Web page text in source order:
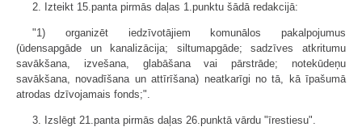
2. Izteikt 15.panta pirmās daļas 1.punktu šādā redakcijā:
"1) organizēt iedzīvotājiem komunālos pakalpojumus
(ūdensapgāde un kanalizācija; siltumapgāde; sadzīves atkritumu
savākšana, izvešana, glabāšana vai pārstrāde; notekūdeņu
savākšana, novadīšana un attīrīšana) neatkarīgi no tā, kā īpašumā
atrodas dzīvojamais fonds;".
3. Izslēgt 21.panta pirmās daļas 26.punktā vārdu "īrestiesu".